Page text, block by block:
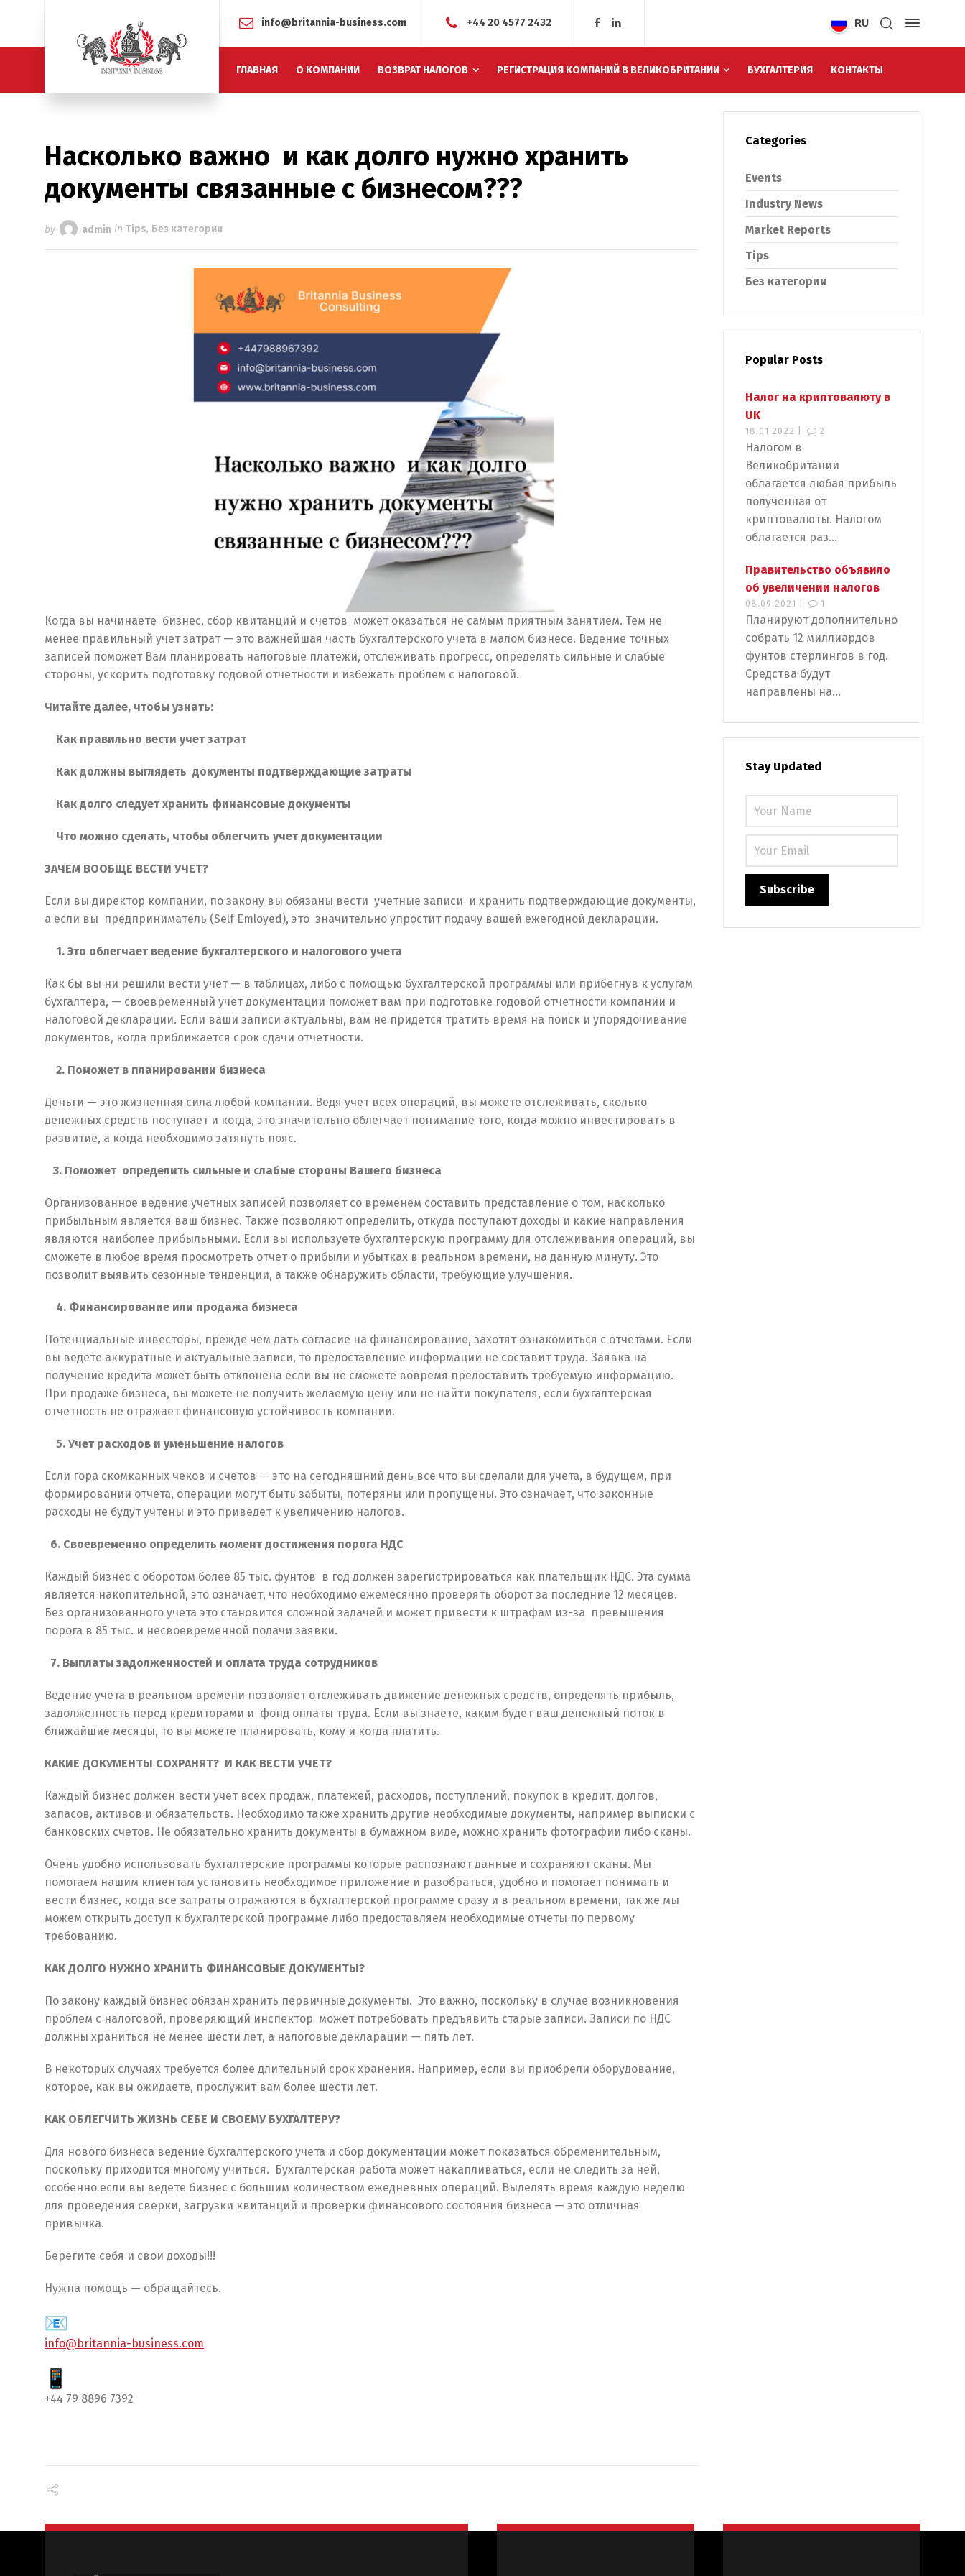
info@britannia-business.com +44 20 4577 2432 RU
ГЛАВНАЯ О КОМПАНИИ ВОЗВРАТ НАЛОГОВ РЕГИСТРАЦИЯ КОМПАНИЙ В ВЕЛИКОБРИТАНИИ БУХГАЛТЕРИЯ КОНТАКТЫ
Насколько важно и как долго нужно хранить
документы связанные с бизнесом???
by admin in Tips, Без категории
Когда вы начинаете бизнес, сбор квитанций и счетов может оказаться не самым приятным занятием. Тем не
менее правильный учет затрат — это важнейшая часть бухгалтерского учета в малом бизнесе. Ведение точных
записей поможет Вам планировать налоговые платежи, отслеживать прогресс, определять сильные и слабые
стороны, ускорить подготовку годовой отчетности и избежать проблем с налоговой.
Читайте далее, чтобы узнать:
Как правильно вести учет затрат
Как должны выглядеть документы подтверждающие затраты
Как долго следует хранить финансовые документы
Что можно сделать, чтобы облегчить учет документации
ЗАЧЕМ ВООБЩЕ ВЕСТИ УЧЕТ?
Если вы директор компании, по закону вы обязаны вести учетные записи и хранить подтверждающие документы,
а если вы предприниматель (Self Emloyed), это значительно упростит подачу вашей ежегодной декларации.
1. Это облегчает ведение бухгалтерского и налогового учета
Как бы вы ни решили вести учет — в таблицах, либо с помощью бухгалтерской программы или прибегнув к услугам
бухгалтера, — своевременный учет документации поможет вам при подготовке годовой отчетности компании и
налоговой декларации. Если ваши записи актуальны, вам не придется тратить время на поиск и упорядочивание
документов, когда приближается срок сдачи отчетности.
2. Поможет в планировании бизнеса
Деньги — это жизненная сила любой компании. Ведя учет всех операций, вы можете отслеживать, сколько
денежных средств поступает и когда, это значительно облегчает понимание того, когда можно инвестировать в
развитие, а когда необходимо затянуть пояс.
3. Поможет определить сильные и слабые стороны Вашего бизнеса
Организованное ведение учетных записей позволяет со временем составить представление о том, насколько
прибыльным является ваш бизнес. Также позволяют определить, откуда поступают доходы и какие направления
являются наиболее прибыльными. Если вы используете бухгалтерскую программу для отслеживания операций, вы
сможете в любое время просмотреть отчет о прибыли и убытках в реальном времени, на данную минуту. Это
позволит выявить сезонные тенденции, а также обнаружить области, требующие улучшения.
4. Финансирование или продажа бизнеса
Потенциальные инвесторы, прежде чем дать согласие на финансирование, захотят ознакомиться с отчетами. Если
вы ведете аккуратные и актуальные записи, то предоставление информации не составит труда. Заявка на
получение кредита может быть отклонена если вы не сможете вовремя предоставить требуемую информацию.
При продаже бизнеса, вы можете не получить желаемую цену или не найти покупателя, если бухгалтерская
отчетность не отражает финансовую устойчивость компании.
5. Учет расходов и уменьшение налогов
Если гора скомканных чеков и счетов — это на сегодняшний день все что вы сделали для учета, в будущем, при
формировании отчета, операции могут быть забыты, потеряны или пропущены. Это означает, что законные
расходы не будут учтены и это приведет к увеличению налогов.
6. Своевременно определить момент достижения порога НДС
Каждый бизнес с оборотом более 85 тыс. фунтов в год должен зарегистрироваться как плательщик НДС. Эта сумма
является накопительной, это означает, что необходимо ежемесячно проверять оборот за последние 12 месяцев.
Без организованного учета это становится сложной задачей и может привести к штрафам из-за превышения
порога в 85 тыс. и несвоевременной подачи заявки.
7. Выплаты задолженностей и оплата труда сотрудников
Ведение учета в реальном времени позволяет отслеживать движение денежных средств, определять прибыль,
задолженность перед кредиторами и фонд оплаты труда. Если вы знаете, каким будет ваш денежный поток в
ближайшие месяцы, то вы можете планировать, кому и когда платить.
КАКИЕ ДОКУМЕНТЫ СОХРАНЯТ? И КАК ВЕСТИ УЧЕТ?
Каждый бизнес должен вести учет всех продаж, платежей, расходов, поступлений, покупок в кредит, долгов,
запасов, активов и обязательств. Необходимо также хранить другие необходимые документы, например выписки с
банковских счетов. Не обязательно хранить документы в бумажном виде, можно хранить фотографии либо сканы.
Очень удобно использовать бухгалтерские программы которые распознают данные и сохраняют сканы. Мы
помогаем нашим клиентам установить необходимое приложение и разобраться, удобно и помогает понимать и
вести бизнес, когда все затраты отражаются в бухгалтерской программе сразу и в реальном времени, так же мы
можем открыть доступ к бухгалтерской программе либо предоставляем необходимые отчеты по первому
требованию.
КАК ДОЛГО НУЖНО ХРАНИТЬ ФИНАНСОВЫЕ ДОКУМЕНТЫ?
По закону каждый бизнес обязан хранить первичные документы. Это важно, поскольку в случае возникновения
проблем с налоговой, проверяющий инспектор может потребовать предъявить старые записи. Записи по НДС
должны храниться не менее шести лет, а налоговые декларации — пять лет.
В некоторых случаях требуется более длительный срок хранения. Например, если вы приобрели оборудование,
которое, как вы ожидаете, прослужит вам более шести лет.
КАК ОБЛЕГЧИТЬ ЖИЗНЬ СЕБЕ И СВОЕМУ БУХГАЛТЕРУ?
Для нового бизнеса ведение бухгалтерского учета и сбор документации может показаться обременительным,
поскольку приходится многому учиться. Бухгалтерская работа может накапливаться, если не следить за ней,
особенно если вы ведете бизнес с большим количеством ежедневных операций. Выделять время каждую неделю
для проведения сверки, загрузки квитанций и проверки финансового состояния бизнеса — это отличная
привычка.
Берегите себя и свои доходы!!!
Нужна помощь — обращайтесь.
info@britannia-business.com
+44 79 8896 7392
Categories
Events
Industry News
Market Reports
Tips
Без категории
Popular Posts
Налог на криптовалюту в
UK
18.01.2022 | 2
Налогом в
Великобритании
облагается любая прибыль
полученная от
криптовалюты. Налогом
облагается раз...
Правительство объявило
об увеличении налогов
08.09.2021 | 1
Планируют дополнительно
собрать 12 миллиардов
фунтов стерлингов в год.
Средства будут
направлены на...
Stay Updated
Switch The Language
Русский